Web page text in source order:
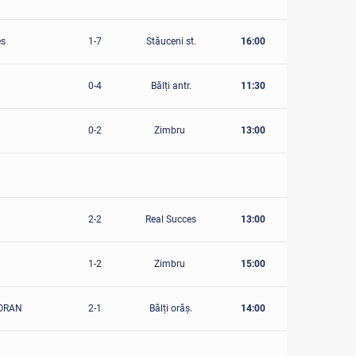
1-7 Stăuceni st. 16:00
0-4 Bălți antr. 11:30
0-2 Zimbru 13:00
2-2 Real Succes 13:00
1-2 Zimbru 15:00
2-1 Bălți orăș. 14:00